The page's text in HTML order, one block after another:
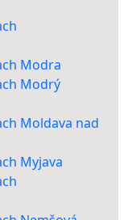
Modra
Modrý
Moldava nad
Myjava